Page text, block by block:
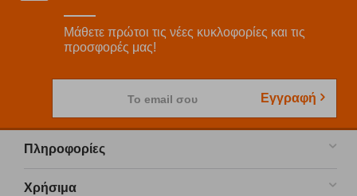
Μάθετε πρώτοι τις νέες κυκλοφορίες και τις
προσφορές μας!
Το email σου Εγγραφή
Πληροφορίες
Χρήσιμα